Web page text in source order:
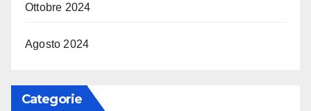
Ottobre 2024
Agosto 2024
Categorie